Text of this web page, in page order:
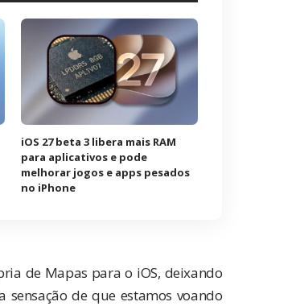
iOS 27 beta 3 libera mais RAM
para aplicativos e pode
melhorar jogos e apps pesados
no iPhone
de Mapas para o iOS, deixando
de que estamos voando